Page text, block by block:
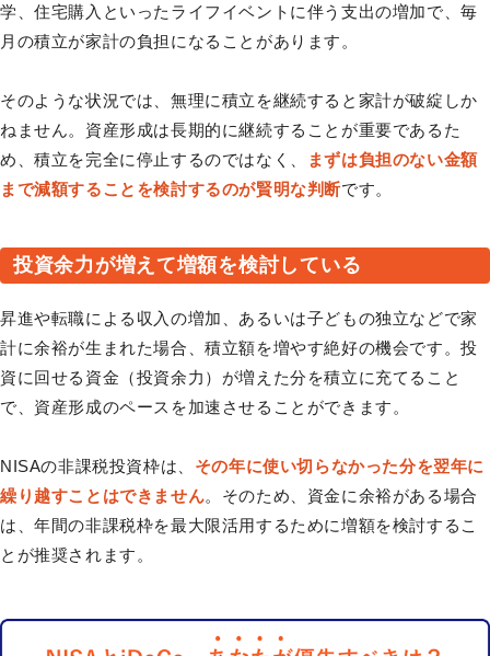
学、住宅購入といったライフイベントに伴う支出の増加で、毎
月の積立が家計の負担になることがあります。
そのような状況では、無理に積立を継続すると家計が破綻しか
ねません。資産形成は長期的に継続することが重要であるた
め、積立を完全に停止するのではなく、
まずは負担のない金額
まで減額することを検討するのが賢明な判断です。
投資余力が増えて増額を検討している
昇進や転職による収入の増加、あるいは子どもの独立などで家
計に余裕が生まれた場合、積立額を増やす絶好の機会です。投
資に回せる資金（投資余力）が増えた分を積立に充てること
で、資産形成のペースを加速させることができます。
NISAの非課税投資枠は、 その年に使い切らなかった分を翌年に
繰り越すことはできません。そのため、資金に余裕がある場合
は、年間の非課税枠を最大限活用するために増額を検討するこ
とが推奨されます。